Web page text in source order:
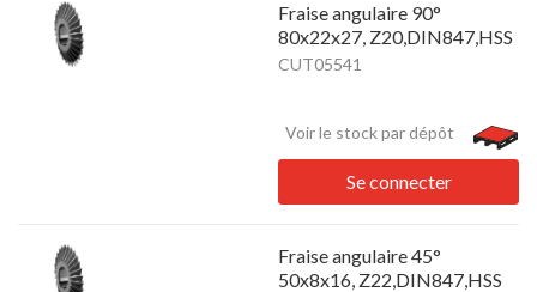
Fraise angulaire 90°
80x22x27, Z20,DIN847,HSS
CUT05541
Voir le stock par dépôt
Se connecter
Fraise angulaire 45°
50x8x16, Z22,DIN847,HSS